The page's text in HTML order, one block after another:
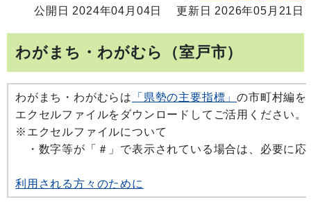
公開日 2024年04月04日
更新日 2026年05月21日
わがまち・わがむら（室戸市）
わがまち・わがむらは 「県勢の主要指標」の市町村編を
エクセルファイルをダウンロードしてご活用ください。
※エクセルファイルについて
・数字等が「＃」で表示されている場合は、必要に応
利用される方々のために